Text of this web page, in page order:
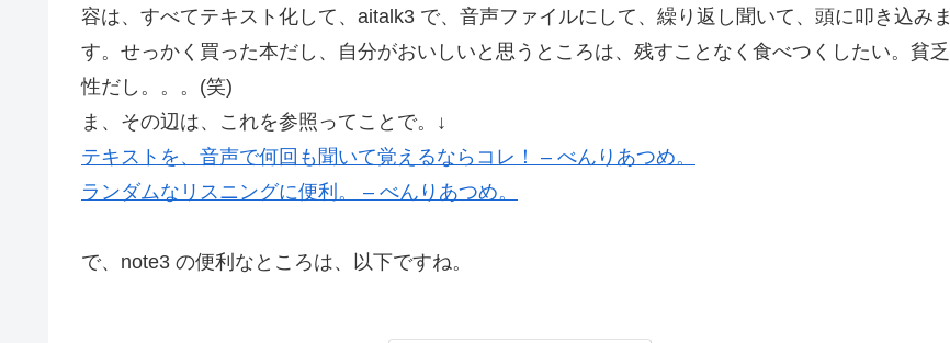
容は、すべてテキスト化して、aitalk3 で、音声ファイルにして、繰り返し聞いて、頭に叩き込みま
す。せっかく買った本だし、自分がおいしいと思うところは、残すことなく食べつくしたい。貧乏
性だし。。。(笑)
ま、その辺は、これを参照ってことで。↓
テキストを、音声で何回も聞いて覚えるならコレ！ – べんりあつめ。
ランダムなリスニングに便利。 – べんりあつめ。
で、note3 の便利なところは、以下ですね。